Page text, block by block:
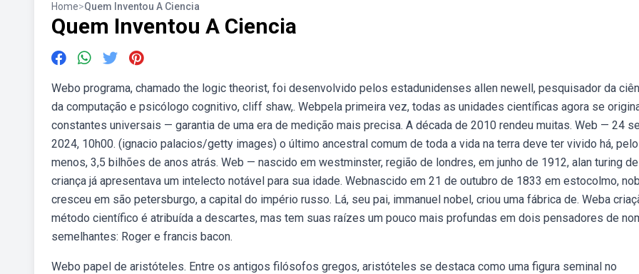
Home>Quem Inventou A Ciencia
Quem Inventou A Ciencia
Webo programa, chamado the logic theorist, foi desenvolvido pelos estadunidenses allen newell, pesquisador da
da computação e psicólogo cognitivo, cliff shaw,. Webpela primeira vez, todas as unidades científicas agora se
constantes universais — garantia de uma era de medição mais precisa. A década de 2010 rendeu muitas. Web — 24
2024, 10h00. (ignacio palacios/getty images) o último ancestral comum de toda a vida na terra deve ter vivido há, pelo
menos, 3,5 bilhões de anos atrás. Web — nascido em westminster, região de londres, em junho de 1912, alan turing
criança já apresentava um intelecto notável para sua idade. Webnascido em 21 de outubro de 1833 em estocolmo,
cresceu em são petersburgo, a capital do império russo. Lá, seu pai, immanuel nobel, criou uma fábrica de. Weba
método científico é atribuída a descartes, mas tem suas raízes um pouco mais profundas em dois pensadores de
semelhantes: Roger e francis bacon.
Webo papel de aristóteles. Entre os antigos filósofos gregos, aristóteles se destaca como uma figura seminal no